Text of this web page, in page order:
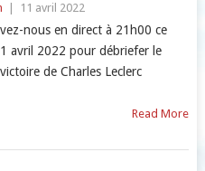
11 avril 2022
nous en direct à 21h00 ce
avril 2022 pour débriefer le
de Charles Leclerc
Read More